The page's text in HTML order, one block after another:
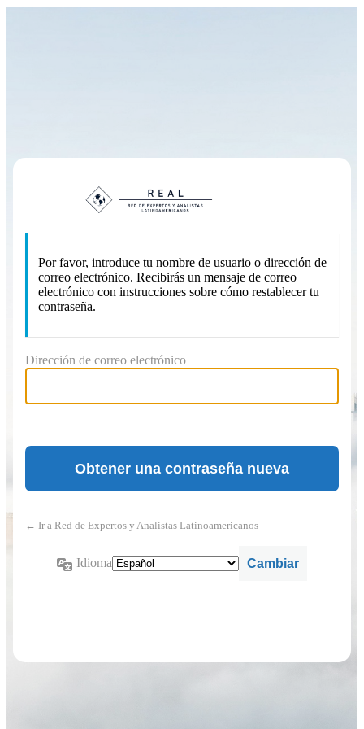
Por favor, introduce tu nombre de usuario o dirección de
correo electrónico. Recibirás un mensaje de correo
electrónico con instrucciones sobre cómo restablecer tu
contraseña.
Dirección de correo electrónico
← Ir a Red de Expertos y Analistas Latinoamericanos
Idioma